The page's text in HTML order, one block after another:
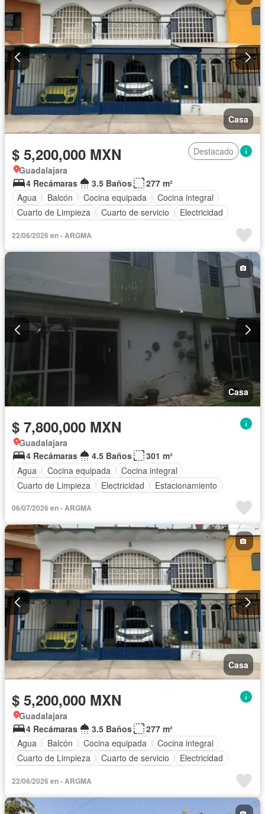
Casa
$ 5,200,000 MXN
Destacado
Guadalajara
4 Recámaras
3.5 Baños
277 m²
Agua
Balcón Cocina equipada
Cocina integral
Cuarto de Limpieza
Cuarto de servicio
Electricidad
Recámara con closet
22/06/2026 en - ARGMA
Casa
$ 7,800,000 MXN
Guadalajara
4 Recámaras
4.5 Baños
301 m²
Agua
Cocina equipada
Cocina integral
Cuarto de Limpieza
Electricidad
Estacionamiento
Sin amueblar
06/07/2026 en - ARGMA
Casa
$ 5,200,000 MXN
Guadalajara
4 Recámaras
3.5 Baños
277 m²
Agua
Balcón Cocina equipada
Cocina integral
Cuarto de Limpieza
Cuarto de servicio
Electricidad
Recámara con closet
22/06/2026 en - ARGMA